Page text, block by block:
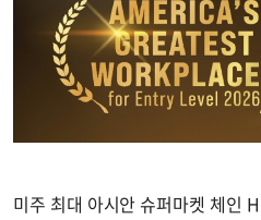
미주 최대 아시안 슈퍼마켓 체인